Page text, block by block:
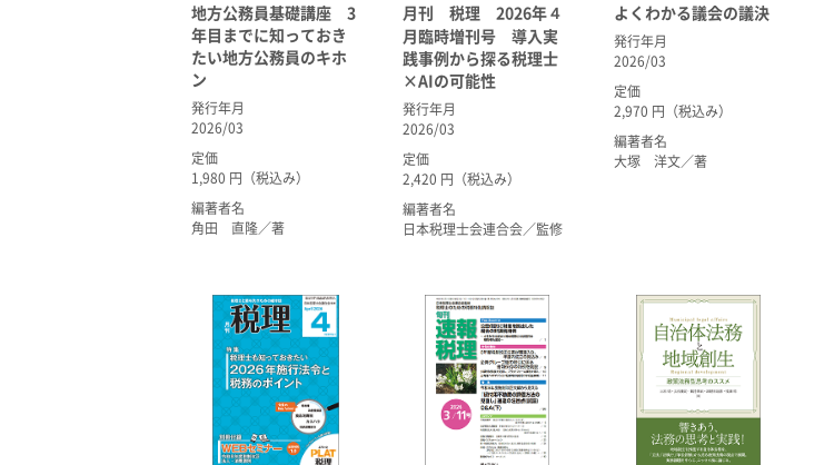
地方公務員基礎講座 3
年目までに知っておき
たい地方公務員のキホ
ン
発行年月
2026/03
定価
1,980 円（税込み）
編著者名
角田 直隆／著
月刊 税理 2026年４
月臨時増刊号 導入実
践事例から探る税理士
×AIの可能性
発行年月
2026/03
定価
2,420 円（税込み）
編著者名
日本税理士会連合会／監修
よくわかる議会の議決
発行年月
2026/03
定価
2,970 円（税込み）
編著者名
大塚 洋文／著